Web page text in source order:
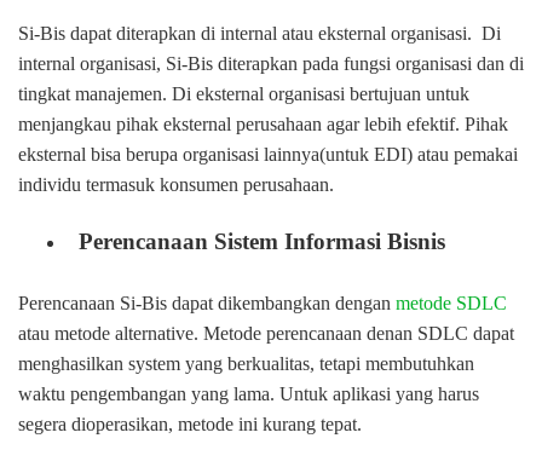
Si-Bis dapat diterapkan di internal atau eksternal organisasi. Di
internal organisasi, Si-Bis diterapkan pada fungsi organisasi dan di
tingkat manajemen. Di eksternal organisasi bertujuan untuk
menjangkau pihak eksternal perusahaan agar lebih efektif. Pihak
eksternal bisa berupa organisasi lainnya(untuk EDI) atau pemakai
individu termasuk konsumen perusahaan.
Perencanaan Sistem Informasi Bisnis
Perencanaan Si-Bis dapat dikembangkan dengan metode SDLC
atau metode alternative. Metode perencanaan denan SDLC dapat
menghasilkan system yang berkualitas, tetapi membutuhkan
waktu pengembangan yang lama. Untuk aplikasi yang harus
segera dioperasikan, metode ini kurang tepat.